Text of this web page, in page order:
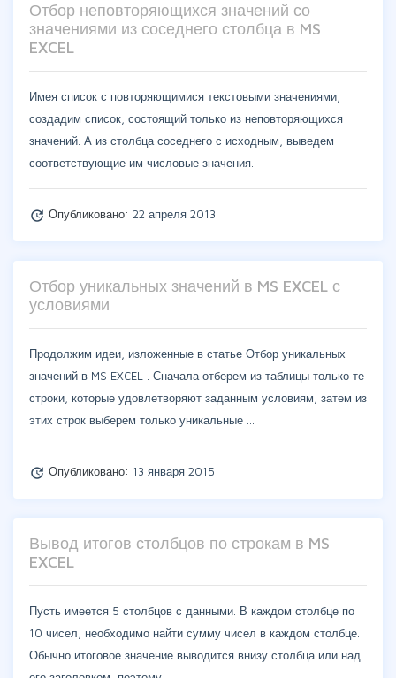
Отбор неповторяющихся значений со
значениями из соседнего столбца в MS
EXCEL
Имея список с повторяющимися текстовыми значениями,
создадим список, состоящий только из неповторяющихся
значений. А из столбца соседнего с исходным, выведем
соответствующие им числовые значения.
update Опубликовано: 22 апреля 2013
Отбор уникальных значений в MS EXCEL с
условиями
Продолжим идеи, изложенные в статье Отбор уникальных
значений в MS EXCEL . Сначала отберем из таблицы только те
строки, которые удовлетворяют заданным условиям, затем из
этих строк выберем только уникальные …
update Опубликовано: 13 января 2015
Вывод итогов столбцов по строкам в MS
EXCEL
Пусть имеется 5 столбцов с данными. В каждом столбце по
10 чисел, необходимо найти сумму чисел в каждом столбце.
Обычно итоговое значение выводится внизу столбца или над